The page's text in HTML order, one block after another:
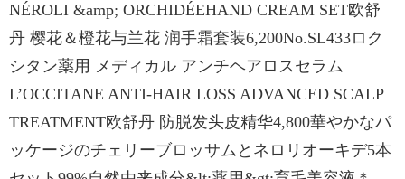
NÉROLI &amp; ORCHIDÉEHAND CREAM SET欧舒
丹 樱花＆橙花与兰花 润手霜套装6,200No.SL433ロク
シタン薬用 メディカル アンチヘアロスセラム
L’OCCITANE ANTI-HAIR LOSS ADVANCED SCALP
TREATMENT欧舒丹 防脱发头皮精华4,800華やかなパ
ッケージのチェリーブロッサムとネロリオーキデ5本